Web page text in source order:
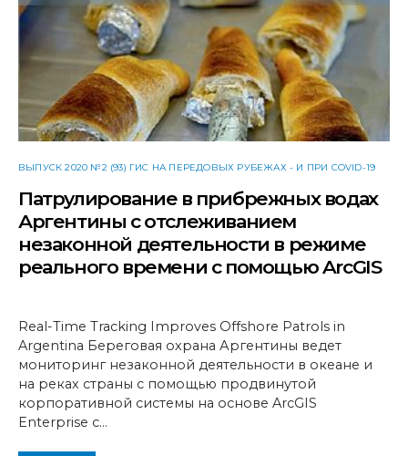
ВЫПУСК 2020 №2 (93) ГИС НА ПЕРЕДОВЫХ РУБЕЖАХ - И ПРИ COVID-19
Патрулирование в прибрежных водах
Аргентины с отслеживанием
незаконной деятельности в режиме
реального времени с помощью ArcGIS
Real-Time Tracking Improves Offshore Patrols in
Argentina Береговая охрана Аргентины ведет
мониторинг незаконной деятельности в океане и
на реках страны с помощью продвинутой
корпоративной системы на основе ArcGIS
Enterprise с…